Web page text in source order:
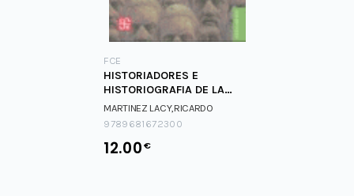
FCE
HISTORIADORES E
HISTORIOGRAFIA DE LA
ANTIGUEDAD CLASICA
MARTINEZ LACY,RICARDO
9789681672300
12.00€